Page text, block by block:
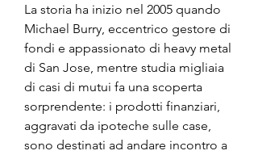
La storia ha inizio nel 2005 quando
Michael Burry, eccentrico gestore di
fondi e appassionato di heavy metal
di San Jose, mentre studia migliaia
di casi di mutui fa una scoperta
sorprendente: i prodotti finanziari,
aggravati da ipoteche sulle case,
sono destinati ad andare incontro a